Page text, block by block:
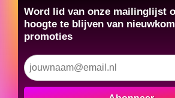
Word lid van onze mailinglijst
hoogte te blijven van
promoties